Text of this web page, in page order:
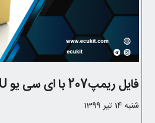
فایل ریمپ207 با ای سی یو EASYU
شنبه 14 تیر 1399